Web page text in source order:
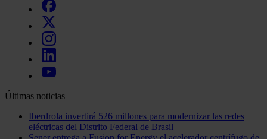
Últimas noticias
Iberdrola invertirá 526 millones para modernizar las redes
eléctricas del Distrito Federal de Brasil